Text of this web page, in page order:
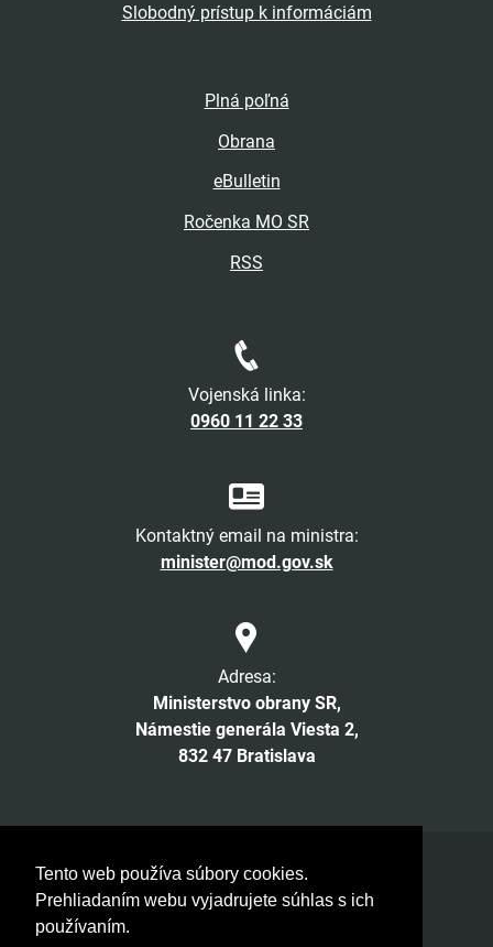
Tento web používa súbory cookies.
Prehliadaním webu vyjadrujete súhlas s ich
používaním.
Slobodný prístup k informáciám
Plná poľná
Obrana
eBulletin
Ročenka MO SR
RSS
Vojenská linka:
0960 11 22 33
Kontaktný email na ministra:
minister@mod.gov.sk
Adresa:
Ministerstvo obrany SR,
Námestie generála Viesta 2,
832 47 Bratislava
Facebook
TwitterInstagram
YouTube